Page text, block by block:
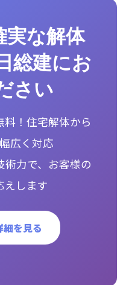
実な解体
総建にお
さい
！住宅解体から
広く対応
術力で、お客様の
えします
を見る